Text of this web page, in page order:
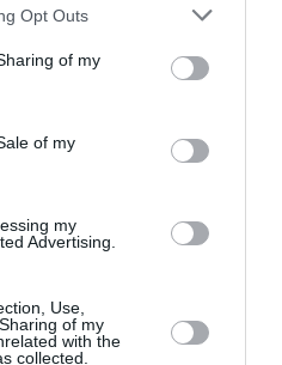
Opt Outs
of my
of my
my
Advertising.
Use,
of my
with the
collected.